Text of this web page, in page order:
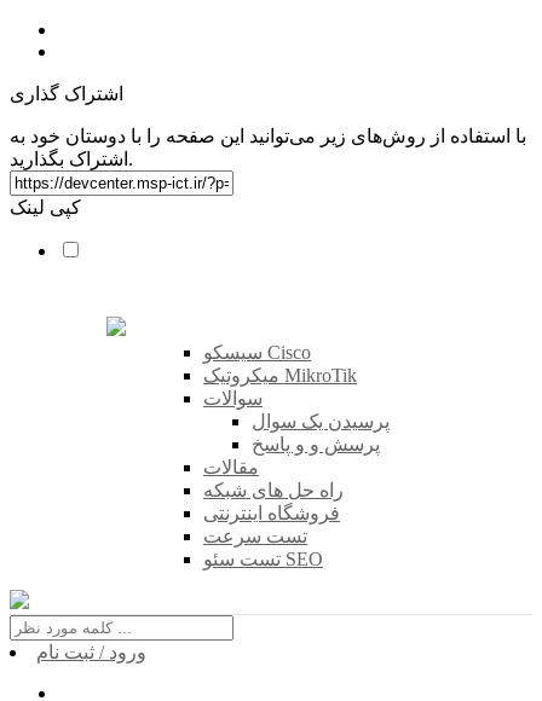
اشتراک گذاری
با استفاده از روش‌های زیر می‌توانید این صفحه را با دوستان خود به
اشتراک بگذارید.
کپی لینک
سیسکو Cisco
میکروتیک MikroTik
سوالات
پرسیدن یک سوال
پرسش و و پاسخ
مقالات
راه حل های شبکه
فروشگاه اینترنتی
تست سرعت
تست سئو SEO
ورود / ثبت نام